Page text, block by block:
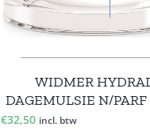
WIDMER
DAGEMULSIE N/
€32,50 incl. btw